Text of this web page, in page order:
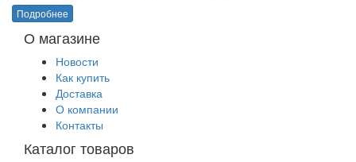
Подробнее
О магазине
Новости
Как купить
Доставка
О компании
Контакты
Каталог товаров